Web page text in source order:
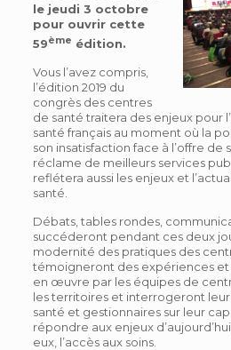
le jeudi 3 octobre
pour ouvrir cette
59ème édition.
Vous l’avez compris,
l’édition 2019 du
congrès des centres
de santé traitera des enjeux pour
santé français au moment où la
son insatisfaction face à l’offre de
réclame de meilleurs services
reflétera aussi les enjeux et
santé.
Débats, tables rondes,
succéderont pendant ces deux
modernité des pratiques des
témoigneront des expériences et
en œuvre par les équipes de
les territoires et interrogeront
santé et gestionnaires sur leur
répondre aux enjeux
eux, l’accès aux soins.